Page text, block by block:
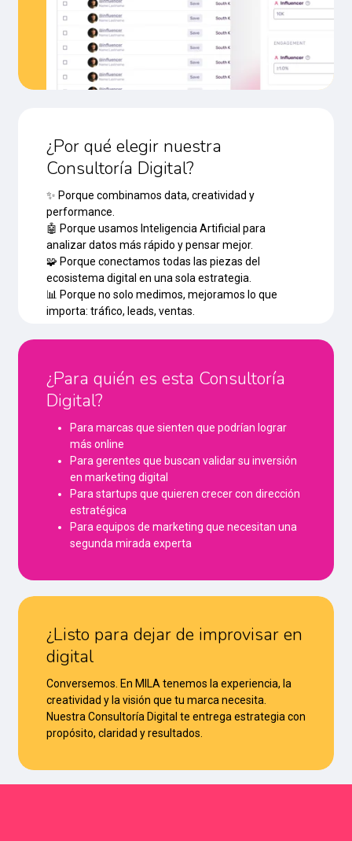
¿Por qué elegir nuestra
Consultoría Digital?
✨ Porque combinamos data, creatividad y
performance.
🤖 Porque usamos Inteligencia Artificial para
analizar datos más rápido y pensar mejor.
🧩 Porque conectamos todas las piezas del
ecosistema digital en una sola estrategia.
📊 Porque no solo medimos, mejoramos lo que
importa: tráfico, leads, ventas.
¿Para quién es esta Consultoría
Digital?
Para marcas que sienten que podrían lograr
más online
Para gerentes que buscan validar su inversión
en marketing digital
Para startups que quieren crecer con dirección
estratégica
Para equipos de marketing que necesitan una
segunda mirada experta
¿Listo para dejar de improvisar en
digital
Conversemos. En MILA tenemos la experiencia, la
creatividad y la visión que tu marca necesita.
Nuestra Consultoría Digital te entrega estrategia con
propósito, claridad y resultados.